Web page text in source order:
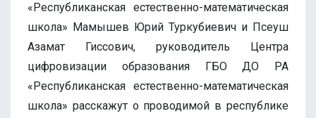
«Республиканская естественно-математическая
школа» Мамышев Юрий Туркубиевич и Псеуш
Азамат Гиссович, руководитель Центра
цифровизации образования ГБО ДО РА
«Республиканская естественно-математическая
школа» расскажут о проводимой в республике